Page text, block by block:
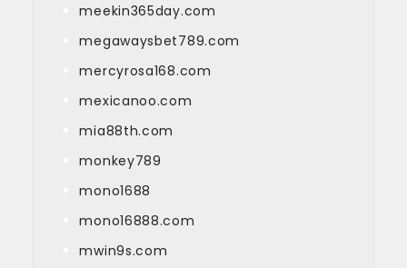
meekin365day.com
megawaysbet789.com
mercyrosa168.com
mexicanoo.com
mia88th.com
monkey789
mono1688
mono16888.com
mwin9s.com